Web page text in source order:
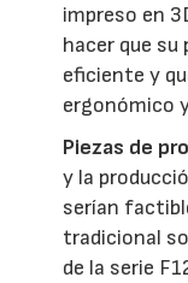
impreso en
hacer que su
eficiente y
ergonómico
Piezas de
y la
serían
tradicional
de la serie